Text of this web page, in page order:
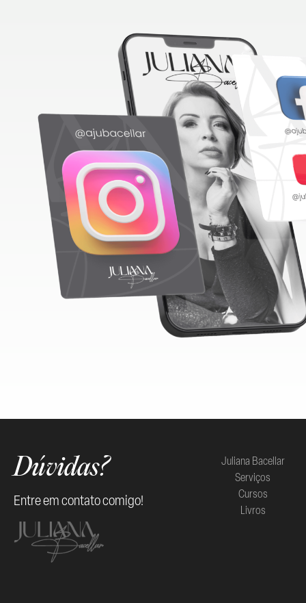
Dúvidas?
Entre em contato comigo!
Juliana Bacellar
Serviços
Cursos
Livros